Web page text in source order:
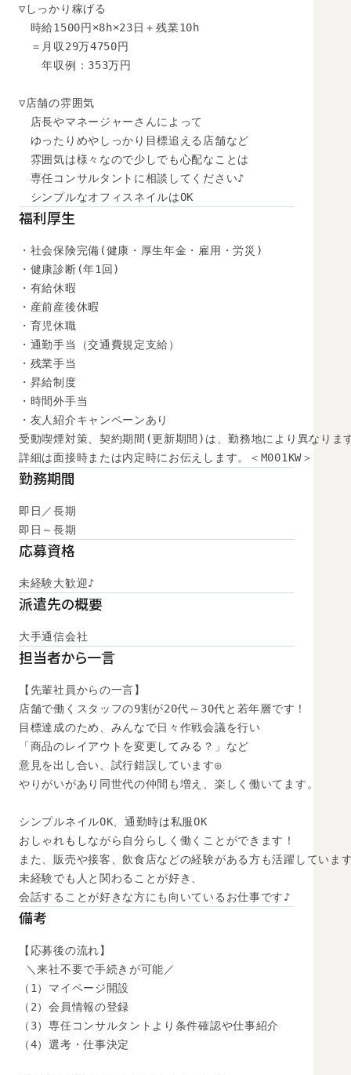
▽しっかり稼げる
時給1500円×8h×23日＋残業10h
＝月収29万4750円
年収例：353万円
▽店舗の雰囲気
店長やマネージャーさんによって
ゆったりめやしっかり目標追える店舗など
雰囲気は様々なので少しでも心配なことは
専任コンサルタントに相談してください♪
シンプルなオフィスネイルはOK
福利厚生
・社会保険完備(健康・厚生年金・雇用・労災)
・健康診断(年1回)
・有給休暇
・産前産後休暇
・育児休職
・通勤手当（交通費規定支給）
・残業手当
・昇給制度
・時間外手当
・友人紹介キャンペーンあり
受動喫煙対策、契約期間(更新期間)は、勤務地により異なりま
詳細は面接時または内定時にお伝えします。＜M001KW＞
勤務期間
即日／長期
即日～長期
応募資格
未経験大歓迎♪
派遣先の概要
大手通信会社
担当者から一言
【先輩社員からの一言】
店舗で働くスタッフの9割が20代～30代と若年層です！
目標達成のため、みんなで日々作戦会議を行い
「商品のレイアウトを変更してみる？」など
意見を出し合い、試行錯誤しています◎
やりがいがあり同世代の仲間も増え、楽しく働いてます。
シンプルネイルOK、通勤時は私服OK
おしゃれもしながら自分らしく働くことができます！
また、販売や接客、飲食店などの経験がある方も活躍していま
未経験でも人と関わることが好き、
会話することが好きな方にも向いているお仕事です♪
備考
【応募後の流れ】
＼来社不要で手続きが可能／
（1）マイページ開設
（2）会員情報の登録
（3）専任コンサルタントより条件確認や仕事紹介
（4）選考・仕事決定